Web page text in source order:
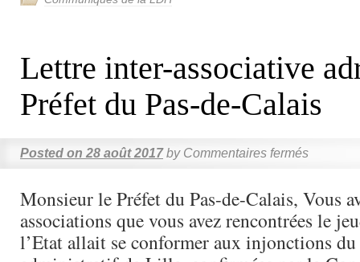
Lettre inter-associative
Préfet du Pas-de-Calais
Posted on 28 août 2017 by Commentaires fermés
Monsieur le Préfet du Pas-de-Calais, Vous
associations que vous avez rencontrées le
l’Etat allait se conformer aux injonctions